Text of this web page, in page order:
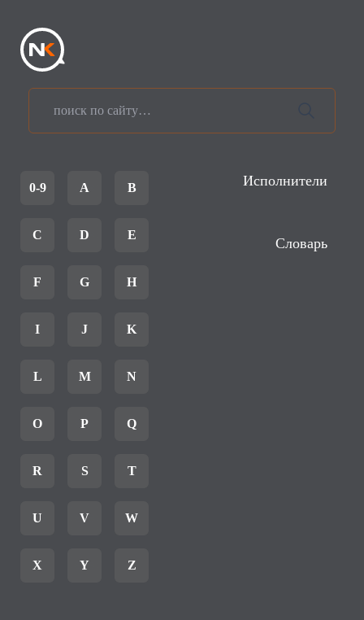
0-9 A B
C D E
F G H
I J K
L M N
O P Q
R S T
U V W
X Y Z
Исполнители
Словарь